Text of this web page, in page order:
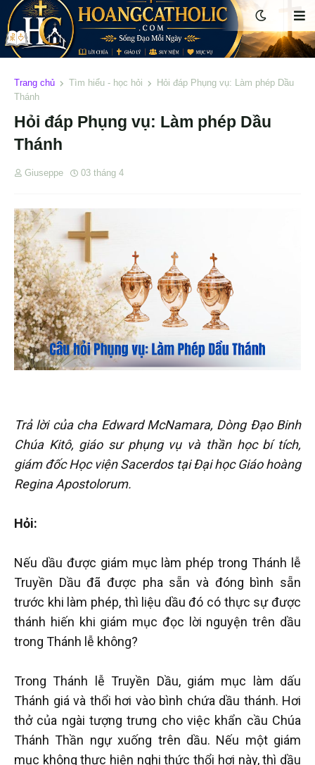
Trang chủ Tìm hiểu - học hỏi
Hỏi đáp Phụng vụ: Làm phép Dầu
Thánh
Hỏi đáp Phụng vụ: Làm phép Dầu
Thánh
Giuseppe 03 tháng 4
Trả lời của cha Edward McNamara, Dòng Đạo Binh
Chúa Kitô, giáo sư phụng vụ và thần học bí tích,
giám đốc Học viện Sacerdos tại Đại học Giáo hoàng
Regina Apostolorum.
Hỏi:
Nếu dầu được giám mục làm phép trong Thánh lễ
Truyền Dầu đã được pha sẵn và đóng bình sẵn
trước khi làm phép, thì liệu dầu đó có thực sự được
thánh hiến khi giám mục đọc lời nguyện trên dầu
trong Thánh lễ không?
Trong Thánh lễ Truyền Dầu, giám mục làm dấu
Thánh giá và thổi hơi vào bình chứa dầu thánh. Hơi
thở của ngài tượng trưng cho việc khẩn cầu Chúa
Thánh Thần ngự xuống trên dầu. Nếu một giám
mục không thực hiện nghi thức thổi hơi này, thì dầu